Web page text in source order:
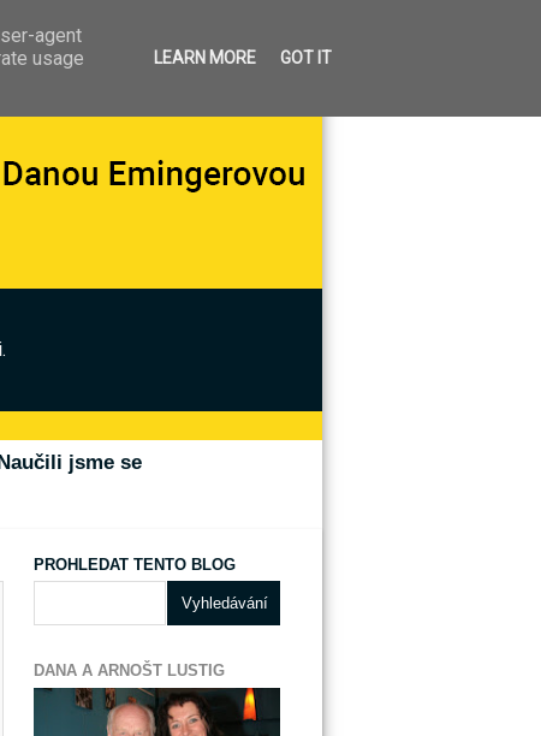
jsme se
PROHLEDAT TENTO BLOG
DANA A ARNOŠT LUSTIG
agent
usage
LEARN MORE GOT IT